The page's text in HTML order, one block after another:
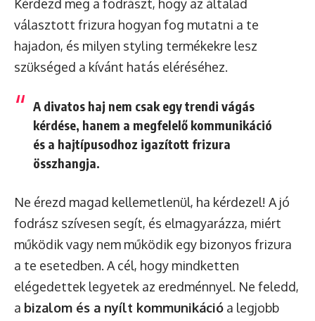
Kérdezd meg a fodrászt, hogy az általad
választott frizura hogyan fog mutatni a te
hajadon, és milyen styling termékekre lesz
szükséged a kívánt hatás eléréséhez.
A divatos haj nem csak egy trendi vágás
kérdése, hanem a megfelelő kommunikáció
és a hajtípusodhoz igazított frizura
összhangja.
Ne érezd magad kellemetlenül, ha kérdezel! A jó
fodrász szívesen segít, és elmagyarázza, miért
működik vagy nem működik egy bizonyos frizura
a te esetedben. A cél, hogy mindketten
elégedettek legyetek az eredménnyel. Ne feledd,
a bizalom és a nyílt kommunikáció a legjobb